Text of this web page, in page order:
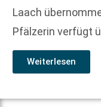
Laach
Pfälzerin verfügt
Weiterlesen